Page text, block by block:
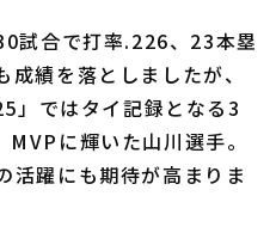
試合で打率.226、23本塁
績を落としましたが、
」ではタイ記録となる3
に輝いた山川選手。
活躍にも期待が高まりま